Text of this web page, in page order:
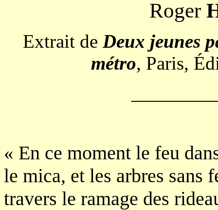
Roger
Extrait de Deux jeunes
métro, Paris,
« En ce moment le feu
le mica, et les arbres sans
travers le ramage des